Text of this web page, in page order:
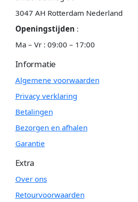
3047 AH Rotterdam Nederland
Openingstijden :
Ma – Vr : 09:00 – 17:00
Informatie
Algemene voorwaarden
Privacy verklaring
Betalingen
Bezorgen en afhalen
Garantie
Extra
Over ons
Retourvoorwaarden